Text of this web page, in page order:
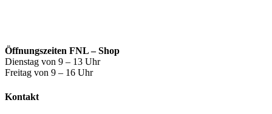
Öffnungszeiten FNL – Shop
Dienstag von 9 – 13 Uhr
Freitag von 9 – 16 Uhr
Kontakt